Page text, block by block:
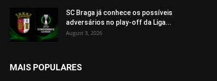
SC Braga já conhece os possíveis
adversários no play-off da Liga...
August 3, 2026
MAIS POPULARES